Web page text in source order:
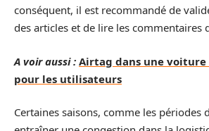
conséquent, il est recommandé de
des articles et de lire les commentaires
A voir aussi : Airtag dans une
pour les utilisateurs
Certaines saisons, comme les périodes